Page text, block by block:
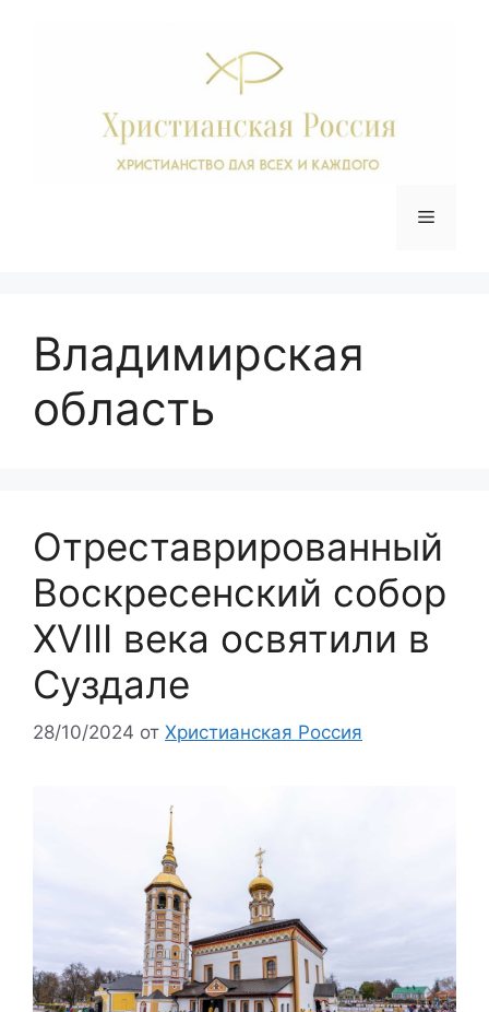
Меню
Владимирская
область
Отреставрированный
Воскресенский собор
XVIII века освятили в
Суздале
28/10/2024 от Христианская Россия